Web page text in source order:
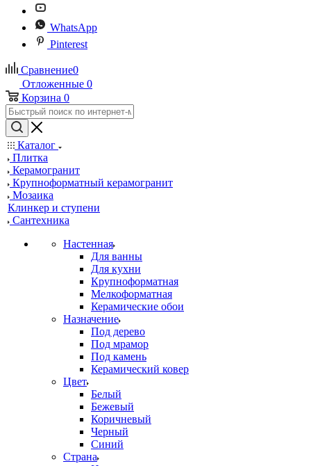
WhatsApp
Pinterest
Сравнение0
Отложенные 0
Корзина 0
Каталог
Плитка
Керамогранит
Крупноформатный керамогранит
Мозаика
Клинкер и ступени
Сантехника
Настенная
Для ванны
Для кухни
Крупноформатная
Мелкоформатная
Керамические обои
Назначение
Под дерево
Под мрамор
Под камень
Керамический ковер
Цвет
Белый
Бежевый
Коричневый
Черный
Синий
Страна